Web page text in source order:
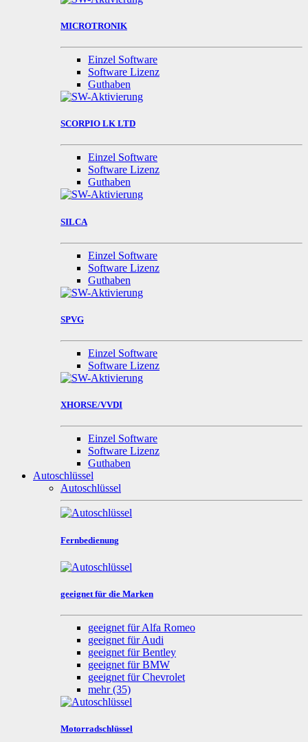
MICROTRONIK
Einzel Software
Software Lizenz
Guthaben
SCORPIO LK LTD
Einzel Software
Software Lizenz
Guthaben
SILCA
Einzel Software
Software Lizenz
Guthaben
SPVG
Einzel Software
Software Lizenz
XHORSE/VVDI
Einzel Software
Software Lizenz
Guthaben
Autoschlüssel
Autoschlüssel
Fernbedienung
geeignet für die Marken
geeignet für Alfa Romeo
geeignet für Audi
geeignet für Bentley
geeignet für BMW
geeignet für Chevrolet
mehr(35)
Motorradschlüssel